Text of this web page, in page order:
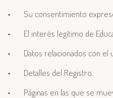
•
Su consentimiento
•
El interés legítimo de
•
Datos relacionados con el
•
Detalles del Registro.
•
Páginas en las que se